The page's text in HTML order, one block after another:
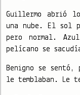
Guillermo abrió
una nube. El sol
pero normal.
pelícano se
Benigno se sentó,
le temblaban. Le